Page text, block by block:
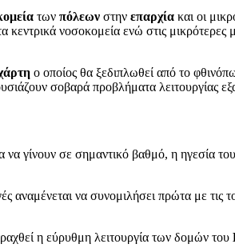
των πόλεων στην επαρχία και οι
κεντρικά νοσοκομεία ενώ στις
ο οποίος θα ξεδιπλωθεί από το
σοβαρά προβλήματα λειτουργίας
γίνουν σε σημαντικό βαθμό, η ηγεσία του
αναμένεται να συνομιλήσει πρώτα με
η εύρυθμη λειτουργία των δομών του